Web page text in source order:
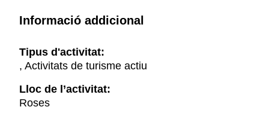
Informació addicional
Tipus d'activitat:
, Activitats de turisme actiu
Lloc de l’activitat:
Roses